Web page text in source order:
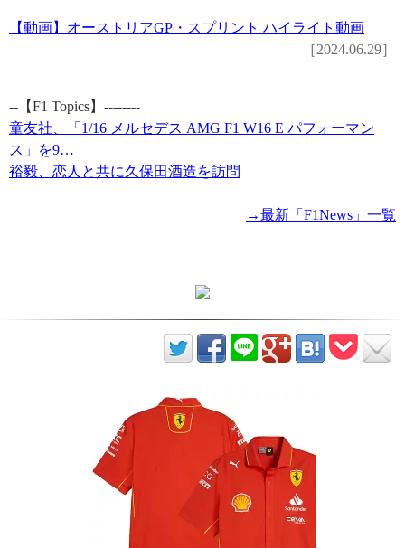
【動画】オーストリアGP・スプリント ハイライト動画
［2024.06.29］
--【F1 Topics】--------
童友社、「1/16 メルセデス AMG F1 W16 E パフォーマン
ス」を9…
裕毅、恋人と共に久保田酒造を訪問
→最新「F1News」一覧